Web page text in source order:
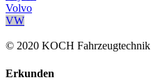
Volvo
VW
© 2020 KOCH Fahrzeugtechnik
Erkunden